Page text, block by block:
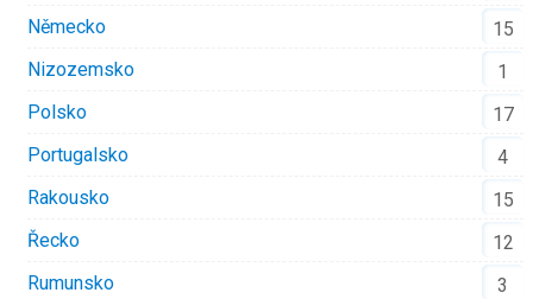
Německo
15
Nizozemsko
1
Polsko
17
Portugalsko
4
Rakousko
15
Řecko
12
Rumunsko
3